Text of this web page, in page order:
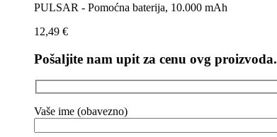
PULSAR - Pomoćna baterija, 10.000 mAh
12,49 €
Pošaljite nam upit za cenu ovg proizvoda.
Vaše ime (obavezno)